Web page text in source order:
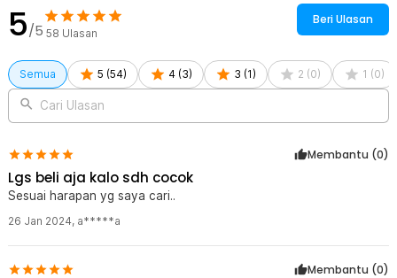
5/5 58 Ulasan
Beri Ulasan
Semua 5 (54) 4 (3) 3 (1 ) 2 (0) 1 (0)
Cari Ulasan
Membantu (0)
Lgs beli aja kalo sdh cocok
Sesuai harapan yg saya cari..
26 Jan 2024, a*****a
Membantu (0)